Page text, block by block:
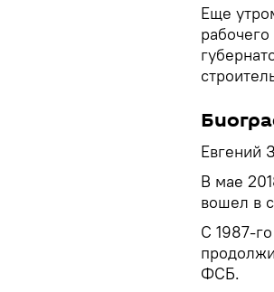
Еще
Евгений
В мае
вошел в
С 1987-
ФСБ.